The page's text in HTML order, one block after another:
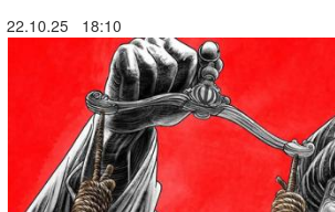
22.10.25 18:10